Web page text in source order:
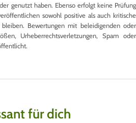
genutzt haben. Ebenso erfolgt keine Prüfung
sowohl positive als auch kritische
Bewertungen mit beleidigenden oder
Urheberrechtsverletzungen, Spam oder
für dich